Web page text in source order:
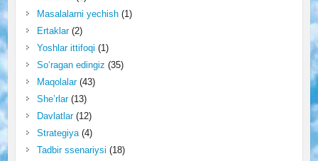
Masalalarni yechish(1)
Ertaklar(2)
Yoshlar ittifoqi (1)
So‘ragan edingiz (35)
Maqolalar(43)
She’rlar(13)
Davlatlar(12)
Strategiya(4)
Tadbir ssenariysi (18)